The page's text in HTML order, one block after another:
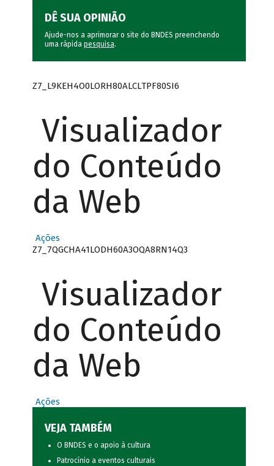
DÊ SUA OPINIÃO
Ajude-nos a aprimorar o site do BNDES preenchendo
uma rápida pesquisa.
Z7_L9KEH4O0LORH80ALCLTPF80SI6
Visualizador
do Conteúdo
da Web
Ações
Z7_7QGCHA41LODH60A3OQA8RN14Q3
Visualizador
do Conteúdo
da Web
Ações
VEJA TAMBÉM
O BNDES e o apoio à cultura
Patrocínio a eventos culturais